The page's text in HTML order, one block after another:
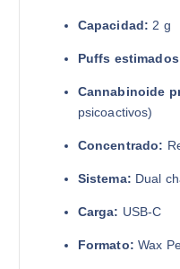
Capacidad: 2 g
Puffs
Cannabinoide
psicoactivos)
Concentrado:
Sistema: Dual
Carga: USB-C
Formato: Wax